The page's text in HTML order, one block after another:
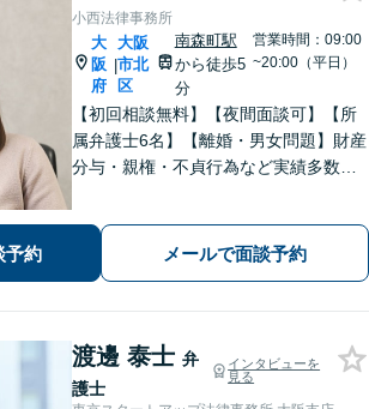
小西法律事務所
大
阪
府
|
大阪
市北
区
南森町駅
から徒歩5
分
営業時間：09:00
~20:00（平日）
【初回相談無料】【夜間面談可】【所
属弁護士6名】【離婚・男女問題】財産
分与・親権・不貞行為など実績多数。
働・雇用】労働者側・企業側どちらも
対応可。【完全個室対応】
予約 メールで面談予約
渡邊 泰士 弁
護士
インタビューを
見る